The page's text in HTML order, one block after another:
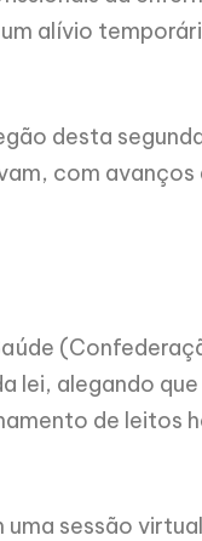
alívio
desta
com
alegando
de leitos
sessão